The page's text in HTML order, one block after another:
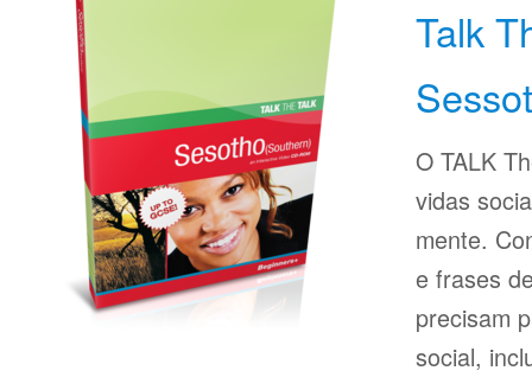
Talk
O TALK
vidas
mente.
e frases
precisam
social,